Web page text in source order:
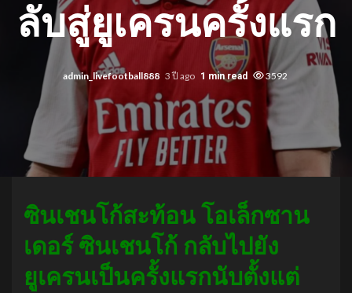
ลับสู่ยูเครนครั้งแรก
admin_livefootball888 3 ปี ago 1 min read 3592
ซินเชนโก้สะท้อน โอเล็กซาน
เดอร์ ซินเชนโก้ กลับไปยัง
ยูเครนเป็นครั้งแรกนับตั้งแต่